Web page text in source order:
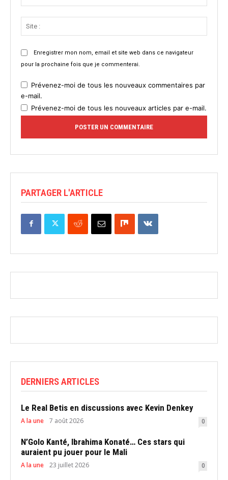
Enregistrer mon nom, email et site web dans ce navigateur
pour la prochaine fois que je commenterai.
Prévenez-moi de tous les nouveaux commentaires par
e-mail.
Prévenez-moi de tous les nouveaux articles par e-mail.
PARTAGER L'ARTICLE
DERNIERS ARTICLES
Le Real Betis en discussions avec Kevin Denkey
A la une 7 août 2026 0
N’Golo Kanté, Ibrahima Konaté… Ces stars qui
auraient pu jouer pour le Mali
A la une 23 juillet 2026 0